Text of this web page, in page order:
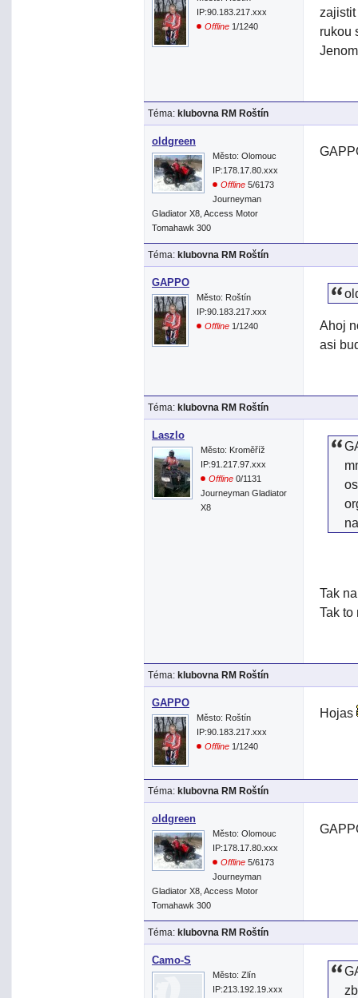
IP:90.183.217.xxx
Offline 1/1240
zajistit
rukou
Téma: klubovna RM Roštín
oldgreen
Město: Olomouc
IP:178.17.80.xxx
Offline 5/6173
Journeyman
Gladiator X8, Access Motor
Tomahawk 300
Téma: klubovna RM Roštín
GAPPO
Město: Roštín
IP:90.183.217.xxx
Offline 1/1240
Ahoj
asi
Téma: klubovna RM Roštín
Laszlo
Město: Kroměříž
IP:91.217.97.xxx
Offline 0/1131
Journeyman Gladiator
X8
Tak
Tak to
Téma: klubovna RM Roštín
GAPPO
Město: Roštín
IP:90.183.217.xxx
Offline 1/1240
Hojas
Téma: klubovna RM Roštín
oldgreen
Město: Olomouc
IP:178.17.80.xxx
Offline 5/6173
Journeyman
Gladiator X8, Access Motor
Tomahawk 300
Téma: klubovna RM Roštín
Camo-S
Město: Zlín
IP:213.192.19.xxx